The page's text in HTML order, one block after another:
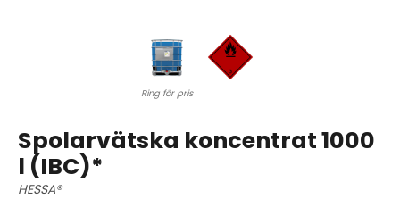
Ring för pris
Spolarvätska koncentrat 1000
l (IBC)*
HESSA®